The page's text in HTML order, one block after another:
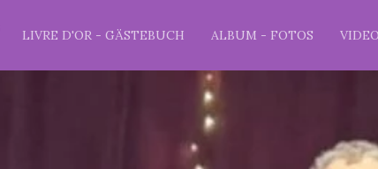
LIVRE D'OR - GÄSTEBUCH ALBUM - FOTOS